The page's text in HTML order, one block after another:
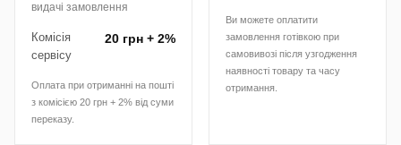
видачі замовлення
Комісія
сервісу
20 грн + 2%
Оплата при отриманні на пошті
з комісією 20 грн + 2% від суми
переказу.
Ви можете оплатити
замовлення готівкою при
самовивозі після узгодження
наявності товару та часу
отримання.